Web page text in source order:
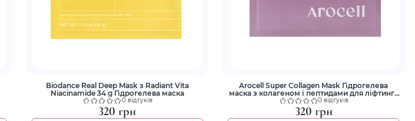
Biodance Real Deep Mask з Radiant Vita
Niacinamide 34 g Гідрогелева маска
0 відгуків
320 грн
Arocell Super Collagen Mask Гідрогелева
маска з колагеном і пептидами для ліфтингу
та зволоження
0 відгуків
320 грн